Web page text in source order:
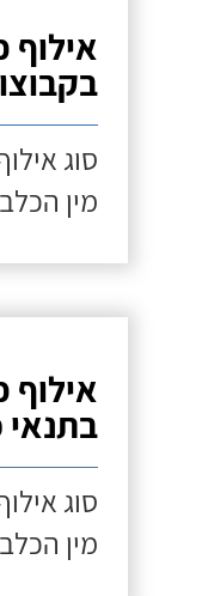
אילוף
סוג
מין
אילוף
בתנאי
סוג
מין